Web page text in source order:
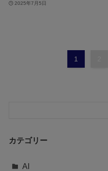
2025年7月5日
1
カテゴリー
AI